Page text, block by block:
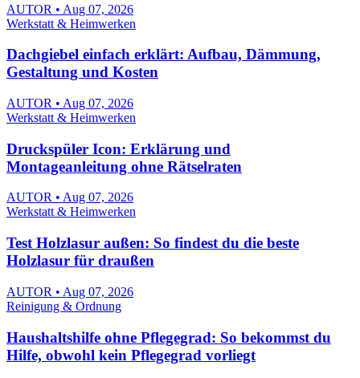
AUTOR • Aug 07, 2026
Werkstatt & Heimwerken
Dachgiebel einfach erklärt: Aufbau, Dämmung,
Gestaltung und Kosten
AUTOR • Aug 07, 2026
Werkstatt & Heimwerken
Druckspüler Icon: Erklärung und
Montageanleitung ohne Rätselraten
AUTOR • Aug 07, 2026
Werkstatt & Heimwerken
Test Holzlasur außen: So findest du die beste
Holzlasur für draußen
AUTOR • Aug 07, 2026
Reinigung & Ordnung
Haushaltshilfe ohne Pflegegrad: So bekommst du
Hilfe, obwohl kein Pflegegrad vorliegt